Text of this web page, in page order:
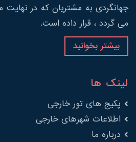
جهانگردی به مشتریان که در نهایت
می گردد ، قرار داده است.
بیشتر بخوانید
لینک ها
پکیج های تور خارجی
اطلاعات شهرهای خارجی
درباره ما